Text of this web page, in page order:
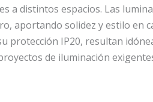
a distintos espacios. Las
aportando solidez y estilo en
protección IP20, resultan
de iluminación